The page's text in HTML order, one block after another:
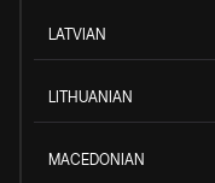
LATVIAN
LITHUANIAN
MACEDONIAN